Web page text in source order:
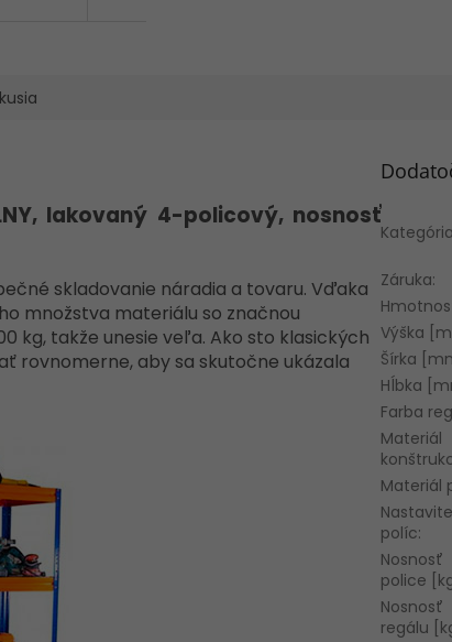
lakovaný 4-policový, nosnosť
skladovanie náradia a tovaru. Vďaka
množstva materiálu so značnou
kg, takže unesie veľa. Ako sto klasických
rovnomerne, aby sa skutočne ukázala
Kategória
Záruka:
Výška
Šírka
Hĺbka
Farba
Materiál
Materiál
políc:
Nosnosť
police
Nosnosť
regálu